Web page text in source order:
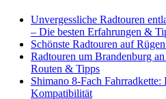
Unvergessliche Radtouren
– Die besten Erfahrungen &
Schönste Radtouren auf
Radtouren um Brandenburg
Routen & Tipps
Shimano 8-Fach
Kompatibilität